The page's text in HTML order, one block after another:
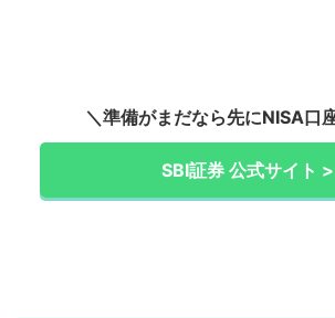
＼準備がまだなら先にNISA口
SBI証券 公式サイト >